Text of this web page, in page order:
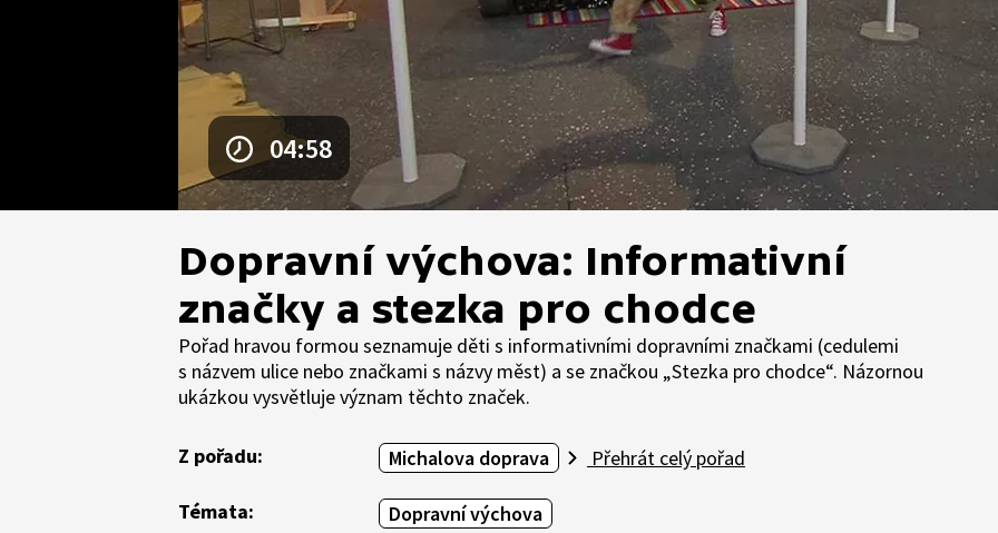
04:58
Dopravní výchova: Informativní
značky a stezka pro chodce
Pořad hravou formou seznamuje děti s informativními dopravními značkami (cedulemi
s názvem ulice nebo značkami s názvy měst) a se značkou „Stezka pro chodce“. Názornou
ukázkou vysvětluje význam těchto značek.
Z pořadu: Michalova doprava Přehrát celý pořad
Témata: Dopravní výchova